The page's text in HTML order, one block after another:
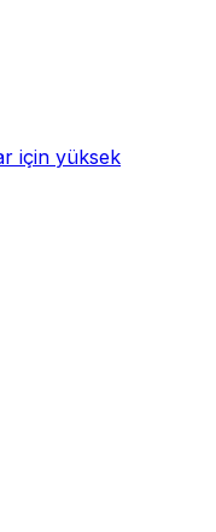
için yüksek